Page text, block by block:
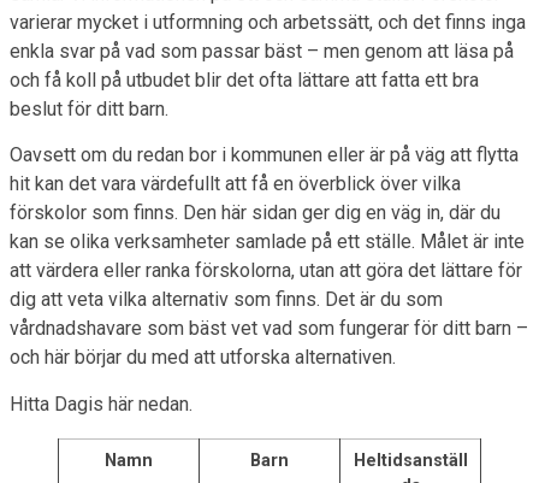
varierar mycket i utformning och arbetssätt, och det finns inga
enkla svar på vad som passar bäst – men genom att läsa på
och få koll på utbudet blir det ofta lättare att fatta ett bra
beslut för ditt barn.
Oavsett om du redan bor i kommunen eller är på väg att flytta
hit kan det vara värdefullt att få en överblick över vilka
förskolor som finns. Den här sidan ger dig en väg in, där du
kan se olika verksamheter samlade på ett ställe. Målet är inte
att värdera eller ranka förskolorna, utan att göra det lättare för
dig att veta vilka alternativ som finns. Det är du som
vårdnadshavare som bäst vet vad som fungerar för ditt barn –
och här börjar du med att utforska alternativen.
Hitta Dagis här nedan.
Namn Barn
Heltidsanställ